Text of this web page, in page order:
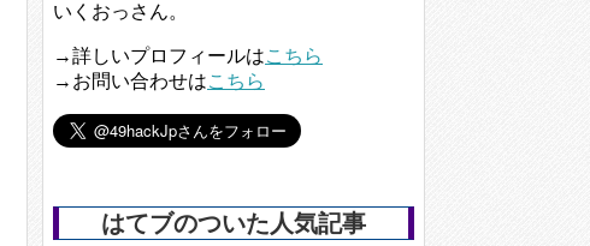
いくおっさん。
→詳しいプロフィールはこちら
→お問い合わせはこちら
はてブのついた人気記事